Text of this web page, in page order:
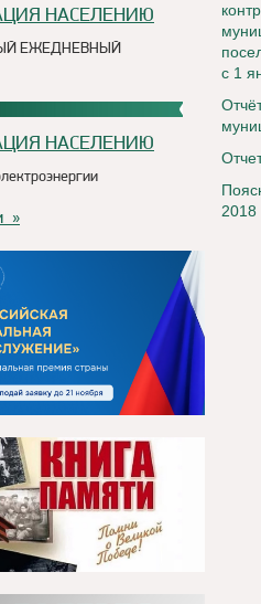
НАСЕЛЕНИЮ
ЕЖЕДНЕВНЫЙ
НАСЕЛЕНИЮ
»
с 1
2018